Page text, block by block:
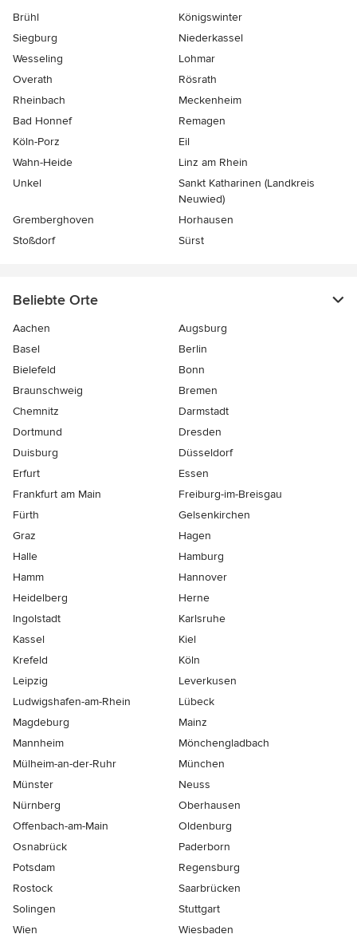
Brühl
Königswinter
Siegburg
Niederkassel
Wesseling
Lohmar
Overath
Rösrath
Rheinbach
Meckenheim
Bad Honnef
Remagen
Köln-Porz
Eil
Wahn-Heide
Linz am Rhein
Unkel
Sankt Katharinen (Landkreis
Neuwied)
Gremberghoven
Horhausen
Stoßdorf
Sürst
Beliebte Orte
Aachen
Augsburg
Basel
Berlin
Bielefeld
Bonn
Braunschweig
Bremen
Chemnitz
Darmstadt
Dortmund
Dresden
Duisburg
Düsseldorf
Erfurt
Essen
Frankfurt am Main
Freiburg-im-Breisgau
Fürth
Gelsenkirchen
Graz
Hagen
Halle
Hamburg
Hamm
Hannover
Heidelberg
Herne
Ingolstadt
Karlsruhe
Kassel
Kiel
Krefeld
Köln
Leipzig
Leverkusen
Ludwigshafen-am-Rhein
Lübeck
Magdeburg
Mainz
Mannheim
Mönchen­gladbach
Mülheim-an-der-Ruhr
München
Münster
Neuss
Nürnberg
Oberhausen
Offenbach-am-Main
Oldenburg
Osnabrück
Paderborn
Potsdam
Regensburg
Rostock
Saarbrücken
Solingen
Stuttgart
Wien
Wiesbaden